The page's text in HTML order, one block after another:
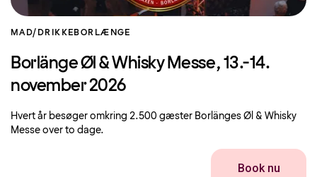
MAD/DRIKKE BORLÆNGE
Borlänge Øl & Whisky Messe, 13.-14.
november 2026
Hvert år besøger omkring 2.500 gæster Borlänges Øl & Whisky
Messe over to dage.
Book nu